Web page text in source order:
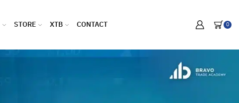
STORE XTB CONTACT 0